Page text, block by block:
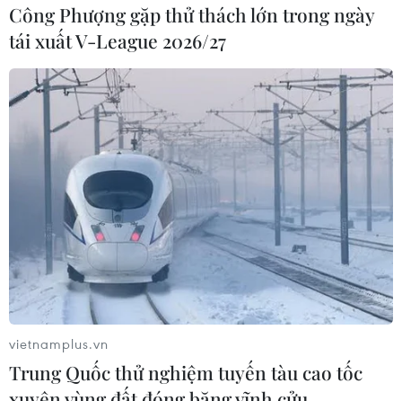
Công Phượng gặp thử thách lớn trong ngày
tái xuất V-League 2026/27
vietnamplus.vn
Trung Quốc thử nghiệm tuyến tàu cao tốc